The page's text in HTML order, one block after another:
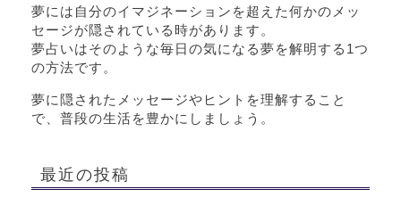
夢には自分のイマジネーションを超えた何かのメッ
セージが隠されている時があります。
夢占いはそのような毎日の気になる夢を解明する1つ
の方法です。
夢に隠されたメッセージやヒントを理解すること
で、普段の生活を豊かにしましょう。
最近の投稿